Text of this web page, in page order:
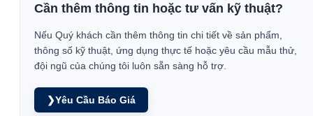
Cần thêm thông tin hoặc tư vấn kỹ thuật?
Nếu Quý khách cần thêm thông tin chi tiết về sản phẩm,
thông số kỹ thuật, ứng dụng thực tế hoặc yêu cầu mẫu thử,
đội ngũ của chúng tôi luôn sẵn sàng hỗ trợ.
❯Yêu Cầu Báo Giá